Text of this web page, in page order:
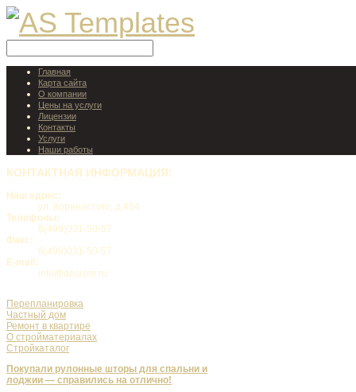
Главная
Карта сайта
О компании
Цены на услуги
Лицензии
Контакты
Услуги
Наши работы
КОНТАКТНАЯ ИНФОРМАЦИЯ:
Наш адрес:
ул. Коренастого, д.454
Телефоны:
8(499)031-50-57
Факс:
8(499)031-50-57
E-mail:
info@desrem.ru
Перепланировка
Частный дом
Ремонт в квартире
О стройматериалах
Стройкаталог
Покупали рулонные шторы для спальни и
лоджии — справились на отлично!